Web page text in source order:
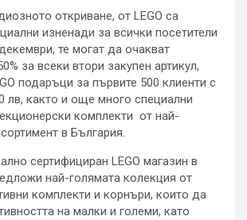
откриване, от LEGO са
изненади за всички посетители
те могат да очакват
за всеки втори закупен артикул,
подаръци за първите 500 клиенти с
лв, както и още много специални
комплекти от най-
в България.
сертифициран LEGO магазин в
най-голямата колекция от
комплекти и корнъри, които да
на малки и големи, като